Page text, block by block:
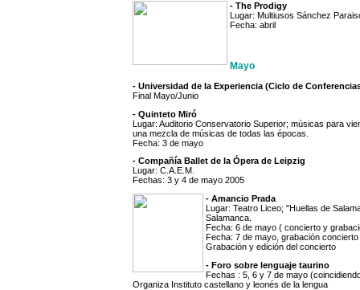
- The Prodigy
Lugar: Multiusos Sánchez
Fecha: abril
Mayo
- Universidad de la Experiencia (Ciclo de
Final Mayo/Junio
- Quinteto Miró
Lugar: Auditorio Conservatorio Superior; músicas para
una mezcla de músicas de todas las épocas.
Fecha: 3 de mayo
- Compañía Ballet de la Ópera de Leipzig
Lugar: C.A.E.M.
Fechas: 3 y 4 de mayo 2005
- Amancio Prada
Lugar: Teatro Liceo; "Huellas de
Salamanca.
Fecha: 6 de mayo ( concierto y
Fecha: 7 de mayo, grabación
Grabación y edición del concierto
- Foro sobre lenguaje taurino
Fechas : 5, 6 y 7 de mayo
Organiza Instituto castellano y leonés de la lengua